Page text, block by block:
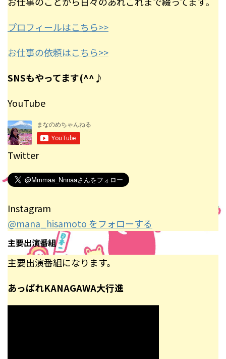
プロフィールはこちら>>
お仕事の依頼はこちら>>
SNSもやってます(^^♪
YouTube
Twitter
Instagram
@mana_hisamoto をフォローする
主要出演番組
主要出演番組になります。
あっぱれKANAGAWA大行進